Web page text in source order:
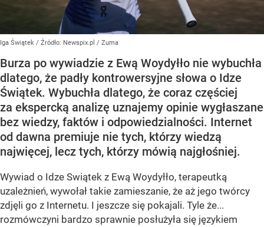
Iga Świątek / Źródło: Newspix.pl / Zuma
Burza po wywiadzie z Ewą Woydyłło nie wybuchła
dlatego, że padły kontrowersyjne słowa o Idze
Świątek. Wybuchła dlatego, że coraz częściej
za ekspercką analizę uznajemy opinie wygłaszane
bez wiedzy, faktów i odpowiedzialności. Internet
od dawna premiuje nie tych, którzy wiedzą
najwięcej, lecz tych, którzy mówią najgłośniej.
Wywiad o Idze Swiątek z Ewą Woydyłło, terapeutką
uzależnień, wywołał takie zamieszanie, że aż jego twórcy
zdjęli go z Internetu. I jeszcze się pokajali. Tyle że...
rozmówczyni bardzo sprawnie posłużyła się językiem